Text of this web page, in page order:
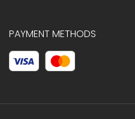
PAYMENT METHODS